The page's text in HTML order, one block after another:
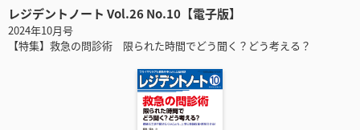
レジデントノート Vol.26 No.10【電子版】
2024年10月号
【特集】救急の問診術 限られた時間でどう聞く？どう考える？